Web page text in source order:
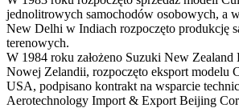
jednolitrowych samochodów osobowych, a
New Delhi w Indiach rozpoczęto produkcję
terenowych.
W 1984 roku założeno Suzuki New
Nowej Zelandii, rozpoczęto eksport modelu
USA, podpisano kontrakt na wsparcie
Aerotechnology Import & Export Beijing